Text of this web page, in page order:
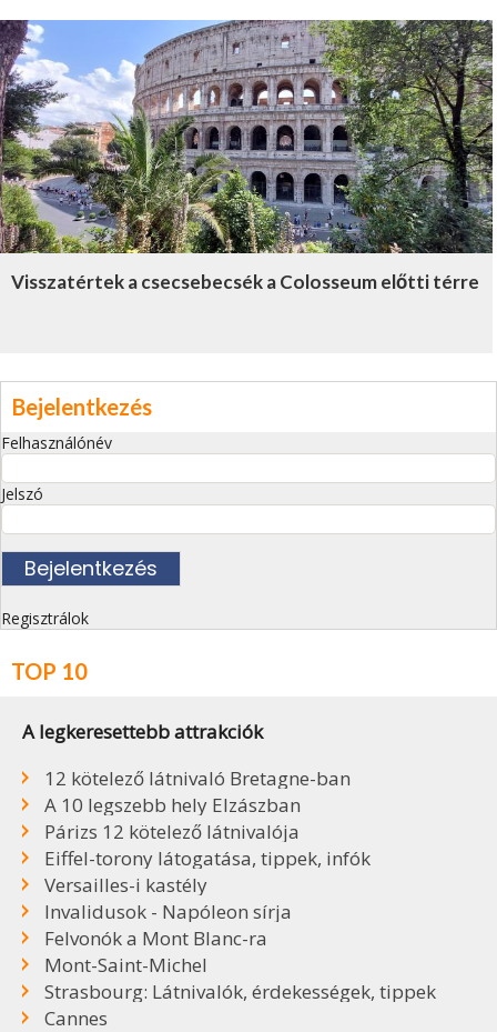
Visszatértek a csecsebecsék a Colosseum előtti térre
Bejelentkezés
Felhasználónév
Jelszó
Regisztrálok
TOP 10
A legkeresettebb attrakciók
12 kötelező látnivaló Bretagne-ban
A 10 legszebb hely Elzászban
Párizs 12 kötelező látnivalója
Eiffel-torony látogatása, tippek, infók
Versailles-i kastély
Invalidusok - Napóleon sírja
Felvonók a Mont Blanc-ra
Mont-Saint-Michel
Strasbourg: Látnivalók, érdekességek, tippek
Cannes